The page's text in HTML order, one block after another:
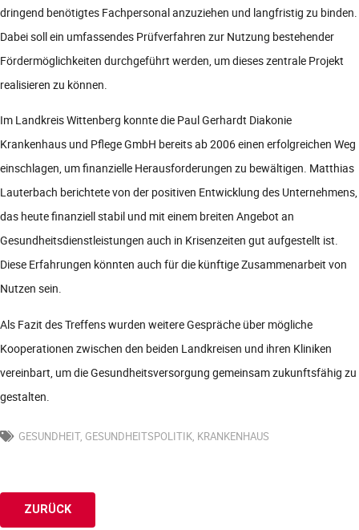
dringend benötigtes Fachpersonal anzuziehen und langfristig zu binden.
Dabei soll ein umfassendes Prüfverfahren zur Nutzung bestehender
Fördermöglichkeiten durchgeführt werden, um dieses zentrale Projekt
realisieren zu können.
Im Landkreis Wittenberg konnte die Paul Gerhardt Diakonie
Krankenhaus und Pflege GmbH bereits ab 2006 einen erfolgreichen Weg
einschlagen, um finanzielle Herausforderungen zu bewältigen. Matthias
Lauterbach berichtete von der positiven Entwicklung des Unternehmens,
das heute finanziell stabil und mit einem breiten Angebot an
Gesundheitsdienstleistungen auch in Krisenzeiten gut aufgestellt ist.
Diese Erfahrungen könnten auch für die künftige Zusammenarbeit von
Nutzen sein.
Als Fazit des Treffens wurden weitere Gespräche über mögliche
Kooperationen zwischen den beiden Landkreisen und ihren Kliniken
vereinbart, um die Gesundheitsversorgung gemeinsam zukunftsfähig zu
gestalten.
GESUNDHEIT, GESUNDHEITSPOLITIK, KRANKENHAUS
ZURÜCK